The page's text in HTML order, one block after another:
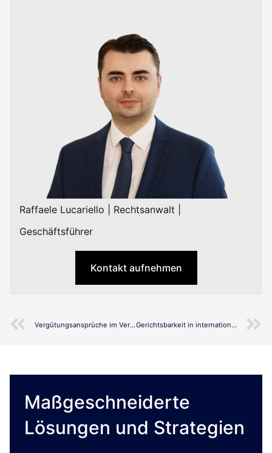
Raffaele Lucariello | Rechtsanwalt |
Geschäftsführer
Kontakt aufnehmen
Vergütungsansprüche im Vertrieb „gerichtsfest“ gestalten Gerichtsbarkeit in internationalen Geschäften: Warum es wichtig ist
Maßgeschneiderte
Lösungen und Strategien